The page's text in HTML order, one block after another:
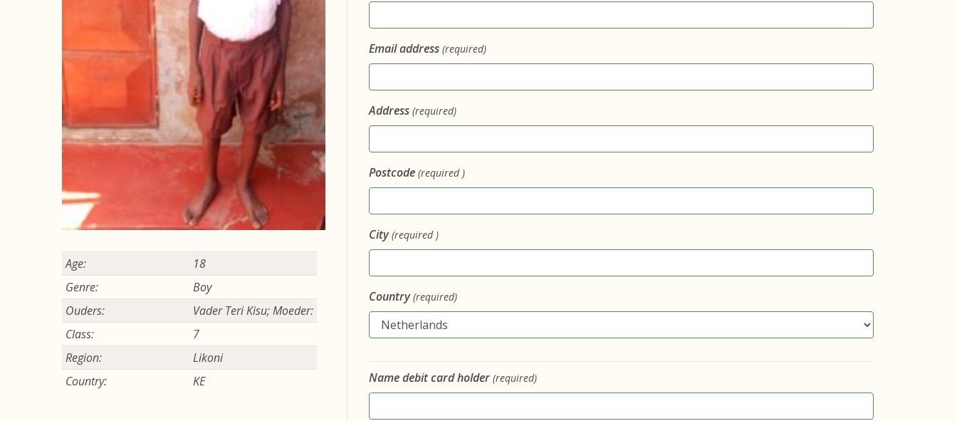
Age:
18
Genre:
Boy
Ouders:
Vader Teri Kisu; Moeder:
Class:
7
Region:
Likoni
Country:
KE
Email address (required)
Address (required)
Postcode (required )
City (required )
Country(required)
Name debit card holder (required)